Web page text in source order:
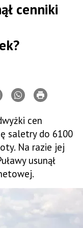
cenniki
cen
saletry do 6100
Na razie jej
usunął